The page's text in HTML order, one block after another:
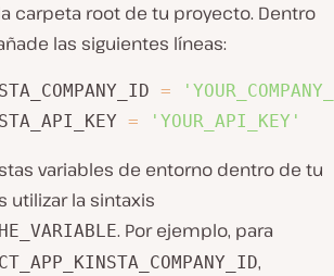
carpeta root de tu proyecto. Dentro
las siguientes líneas:
=
= 'YOUR_API_KEY'
variables de entorno dentro de tu
utilizar la sintaxis
. Por ejemplo, para
,